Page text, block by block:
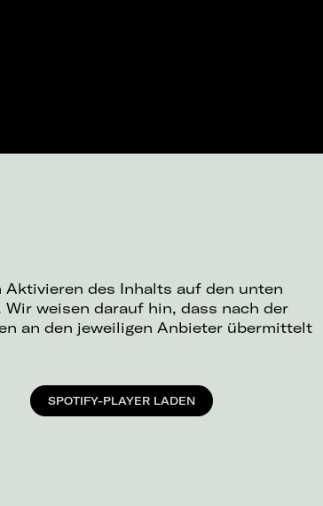
Aktivieren des Inhalts auf den unten
Wir weisen darauf hin, dass nach der
an den jeweiligen Anbieter übermittelt
SPOTIFY-PLAYER LADEN